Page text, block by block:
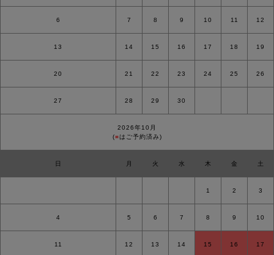
6 7 8 9 10 11 12
13 14 15 16 17 18 19
20 21 22 23 24 25 26
27 28 29 30
2026年10月
(■はご予約済み)
日 月 火 水 木 金 土
1 2 3
4 5 6 7 8 9 10
11 12 13 14 15 16 17